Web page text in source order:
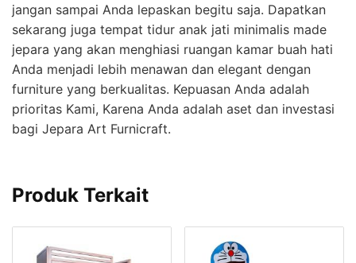
jangan sampai Anda lepaskan begitu saja. Dapatkan
sekarang juga tempat tidur anak jati minimalis made
jepara yang akan menghiasi ruangan kamar buah hati
Anda menjadi lebih menawan dan elegant dengan
furniture yang berkualitas. Kepuasan Anda adalah
prioritas Kami, Karena Anda adalah aset dan investasi
bagi Jepara Art Furnicraft.
Produk Terkait